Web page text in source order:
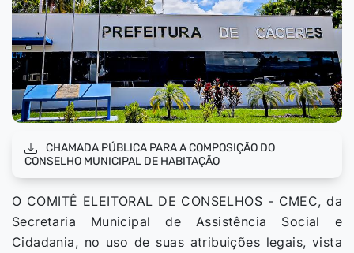
CHAMADA PÚBLICA PARA A COMPOSIÇÃO DO
CONSELHO MUNICIPAL DE HABITAÇÃO
O COMITÊ ELEITORAL DE CONSELHOS - CMEC, da
Secretaria Municipal de Assistência Social e
Cidadania, no uso de suas atribuições legais, vista